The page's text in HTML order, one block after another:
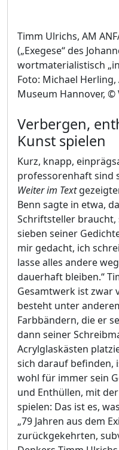
Timm Ulrichs, AM
(„Exegese“ des
wortmaterialistisch
Foto: Michael
Museum Hannover, ©
Verbergen,
Kunst spielen
Kurz, knapp,
professorenhaft sind
Weiter im Text
Benn sagte in etwa,
Schriftsteller braucht,
sieben seiner
mir gedacht, ich
lasse alles andere
dauerhaft bleiben.“
Gesamtwerk ist zwar
besteht unter
Farbbändern, die er
dann seiner
Acrylglaskästen
sich darauf befinden,
wohl für immer sein
und Enthüllen, mit
spielen: Das ist es,
„79 Jahren aus dem
zurückgekehrten,